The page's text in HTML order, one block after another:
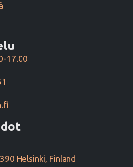
17.00
Helsinki, Finland